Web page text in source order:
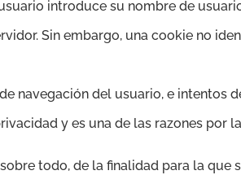
introduce su nombre de
Sin embargo, una cookie no
navegación del usuario, e intentos
y es una de las razones por
todo, de la finalidad para la que